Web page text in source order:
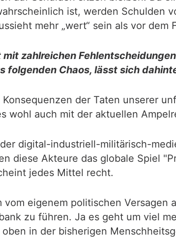
ist, werden Schulden
mehr „wert“ sein als vor
zahlreichen
folgenden Chaos, lässt sich
der Taten unserer
wohl auch mit der aktuellen
digital-industriell-militärisch-
diese Akteure das globale Spiel
jedes Mittel recht.
vom eigenem politischen
zu führen. Ja es geht um viel
in der bisherigen